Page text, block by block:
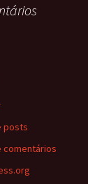
posts
comentários